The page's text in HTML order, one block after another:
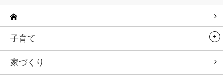
子育て
家づくり